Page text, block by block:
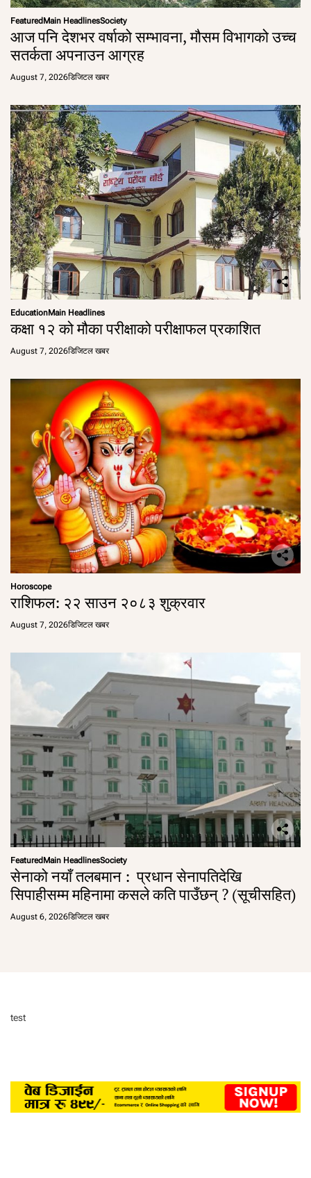
Featured Main HeadlinesSociety
आज पनि देशभर वर्षाको सम्भावना, मौसम विभागको उच्च
सतर्कता अपनाउन आग्रह
August 7, 2026डिजिटल खबर
EducationMain Headlines
कक्षा १२ को मौका परीक्षाको परीक्षाफल प्रकाशित
August 7, 2026डिजिटल खबर
Horoscope
राशिफल: २२ साउन २०८३ शुक्रवार
August 7, 2026डिजिटल खबर
Featured Main HeadlinesSociety
सेनाको नयाँ तलबमान : प्रधान सेनापतिदेखि
सिपाहीसम्म महिनामा कसले कति पाउँछन् ? (सूचीसहित)
August 6, 2026डिजिटल खबर
test